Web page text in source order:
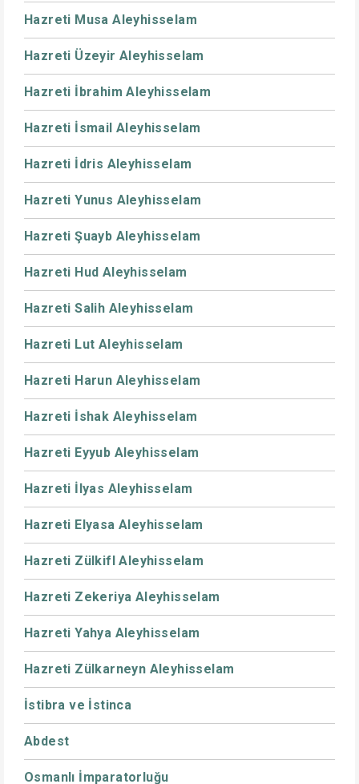
Hazreti Musa Aleyhisselam
Hazreti Üzeyir Aleyhisselam
Hazreti İbrahim Aleyhisselam
Hazreti İsmail Aleyhisselam
Hazreti İdris Aleyhisselam
Hazreti Yunus Aleyhisselam
Hazreti Şuayb Aleyhisselam
Hazreti Hud Aleyhisselam
Hazreti Salih Aleyhisselam
Hazreti Lut Aleyhisselam
Hazreti Harun Aleyhisselam
Hazreti İshak Aleyhisselam
Hazreti Eyyub Aleyhisselam
Hazreti İlyas Aleyhisselam
Hazreti Elyasa Aleyhisselam
Hazreti Zülkifl Aleyhisselam
Hazreti Zekeriya Aleyhisselam
Hazreti Yahya Aleyhisselam
Hazreti Zülkarneyn Aleyhisselam
İstibra ve İstinca
Abdest
Osmanlı İmparatorluğu